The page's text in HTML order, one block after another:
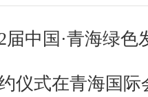
中国·青海绿色
仪式在青海国际